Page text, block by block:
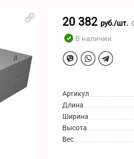
20 382 руб./шт.
В наличии
Артикул
Длина
Ширина
Высота
Вес